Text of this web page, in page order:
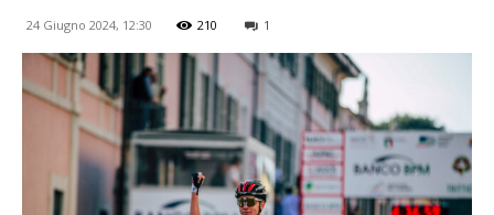
24 Giugno 2024, 12:30 210 1